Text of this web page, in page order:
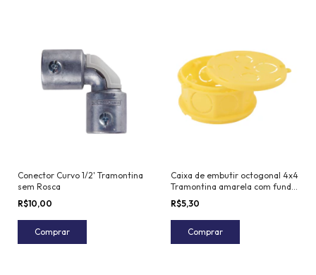
Conector Curvo 1/2' Tramontina
sem Rosca
R$10,00
Comprar
Caixa de embutir octogonal 4x4
Tramontina amarela com fundo
móvel
R$5,30
Comprar